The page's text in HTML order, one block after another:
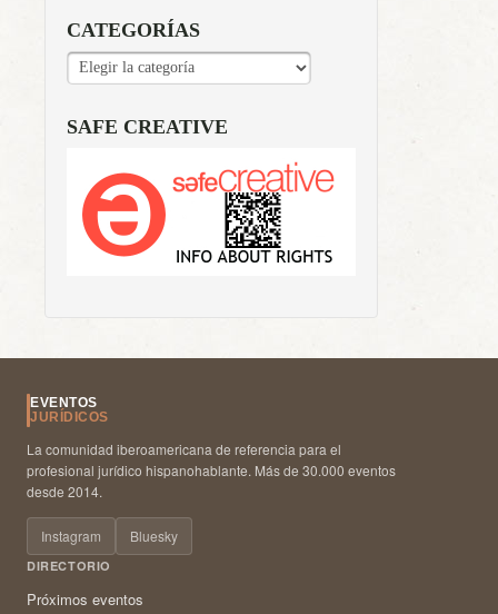
CATEGORÍAS
CATEGORÍAS
SAFE CREATIVE
EVENTOS
JURÍDICOS
La comunidad iberoamericana de referencia para el
profesional jurídico hispanohablante. Más de 30.000 eventos
desde 2014.
Instagram Bluesky
DIRECTORIO
Próximos eventos